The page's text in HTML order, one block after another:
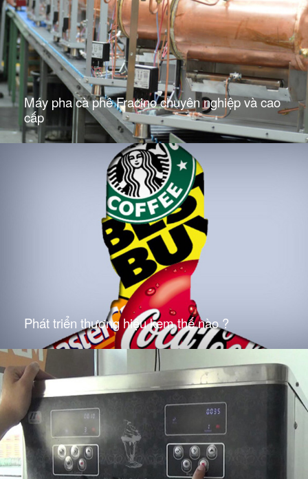
Máy pha cà phê Fracino chuyên nghiệp và cao
cấp
Phát triển thương hiệu kem thế nào ?